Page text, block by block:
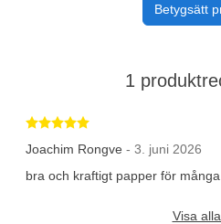
Betygsätt
1
Betygsatt 5 av 5 stjärnor
Joachim Rongve - 3. juni 2026
bra och kraftigt papper för
Visa alla